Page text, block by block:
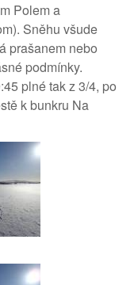
Polem a
Sněhu všude
prašanem nebo
podmínky.
plné tak z 3/4, po
k bunkru Na